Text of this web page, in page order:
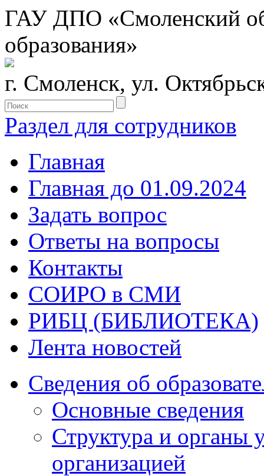
ГАУ ДПО «Смоленский
образования»
г. Смоленск, ул.
Раздел для сотрудников
Главная
Главная до 01.09.2024
Задать вопрос
Ответы на вопросы
Контакты
СОИРО в СМИ
РИБЦ (БИБЛИОТЕКА)
Лента новостей
Сведения об
Основные сведения
Структура и органы
организацией